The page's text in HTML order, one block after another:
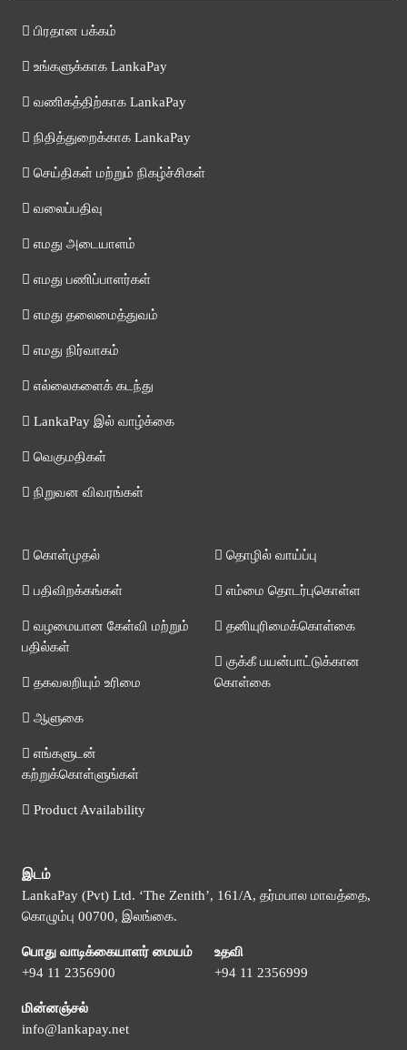
பிரதான பக்கம்
உங்களுக்காக LankaPay
வணிகத்திற்காக LankaPay
நிதித்துறைக்காக LankaPay
செய்திகள் மற்றும் நிகழ்ச்சிகள்
வலைப்பதிவு
எமது அடையாளம்
எமது பணிப்பாளர்கள்
எமது தலைமைத்துவம்
எமது நிர்வாகம்
எல்லைகளைக் கடந்து
LankaPay இல் வாழ்க்கை
வெகுமதிகள்
நிறுவன விவரங்கள்
கொள்முதல்
பதிவிறக்கங்கள்
வழமையான கேள்வி மற்றும்
பதில்கள்
தகவலறியும் உரிமை
ஆளுகை
எங்களுடன்
கற்றுக்கொள்ளுங்கள்
Product Availability
தொழில் வாய்ப்பு
எம்மை தொடர்புகொள்ள
தனியுரிமைக்கொள்கை
குக்கீ பயன்பாட்டுக்கான
கொள்கை
இடம்
LankaPay (Pvt) Ltd. ‘The Zenith’, 161/A, தர்மபால மாவத்தை,
கொழும்பு 00700, இலங்கை.
பொது வாடிக்கையாளர் மையம்
+94 11 2356900
உதவி
+94 11 2356999
மின்னஞ்சல்
info@lankapay.net